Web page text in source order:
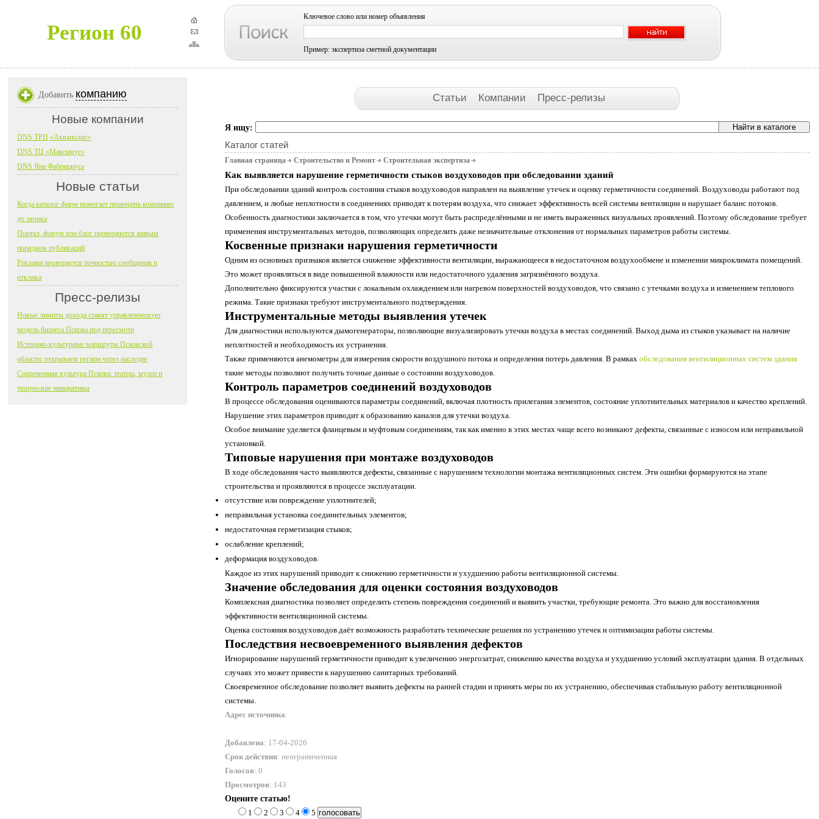
Регион 60
Ключевое слово или номер объявления
Пример: экспертиза сметной документации
Статьи Компании Пресс-релизы
Я ищу:
Каталог статей
Главная страница Строительство и Ремонт Строительная экспертиза
Как выявляется нарушение герметичности стыков воздуховодов при обследовании зданий
При обследовании зданий контроль состояния стыков воздуховодов направлен на выявление утечек и оценку герметичности соединений. Воздуховоды работают под
давлением, и любые неплотности в соединениях приводят к потерям воздуха, что снижает эффективность всей системы вентиляции и нарушает баланс потоков.
Особенность диагностики заключается в том, что утечки могут быть распределёнными и не иметь выраженных визуальных проявлений. Поэтому обследование требует
применения инструментальных методов, позволяющих определить даже незначительные отклонения от нормальных параметров работы системы.
Косвенные признаки нарушения герметичности
Одним из основных признаков является снижение эффективности вентиляции, выражающееся в недостаточном воздухообмене и изменении микроклимата помещений.
Это может проявляться в виде повышенной влажности или недостаточного удаления загрязнённого воздуха.
Дополнительно фиксируются участки с локальным охлаждением или нагревом поверхностей воздуховодов, что связано с утечками воздуха и изменением теплового
режима. Такие признаки требуют инструментального подтверждения.
Инструментальные методы выявления утечек
Для диагностики используются дымогенераторы, позволяющие визуализировать утечки воздуха в местах соединений. Выход дыма из стыков указывает на наличие
неплотностей и необходимость их устранения.
Также применяются анемометры для измерения скорости воздушного потока и определения потерь давления. В рамках обследования вентиляционных систем здания
такие методы позволяют получить точные данные о состоянии воздуховодов.
Контроль параметров соединений воздуховодов
В процессе обследования оцениваются параметры соединений, включая плотность прилегания элементов, состояние уплотнительных материалов и качество креплений.
Нарушение этих параметров приводит к образованию каналов для утечки воздуха.
Особое внимание уделяется фланцевым и муфтовым соединениям, так как именно в этих местах чаще всего возникают дефекты, связанные с износом или неправильной
установкой.
Типовые нарушения при монтаже воздуховодов
В ходе обследования часто выявляются дефекты, связанные с нарушением технологии монтажа вентиляционных систем. Эти ошибки формируются на этапе
строительства и проявляются в процессе эксплуатации.
отсутствие или повреждение уплотнителей;
неправильная установка соединительных элементов;
недостаточная герметизация стыков;
ослабление креплений;
деформация воздуховодов.
Каждое из этих нарушений приводит к снижению герметичности и ухудшению работы вентиляционной системы.
Значение обследования для оценки состояния воздуховодов
Комплексная диагностика позволяет определить степень повреждения соединений и выявить участки, требующие ремонта. Это важно для восстановления
эффективности вентиляционной системы.
Оценка состояния воздуховодов даёт возможность разработать технические решения по устранению утечек и оптимизации работы системы.
Последствия несвоевременного выявления дефектов
Игнорирование нарушений герметичности приводит к увеличению энергозатрат, снижению качества воздуха и ухудшению условий эксплуатации здания. В отдельных
случаях это может привести к нарушению санитарных требований.
Своевременное обследование позволяет выявить дефекты на ранней стадии и принять меры по их устранению, обеспечивая стабильную работу вентиляционной
системы.
Адрес источника:
Добавлена: 17-04-2026
Срок действия: неограниченная
Голосов: 0
Просмотров: 143
Оцените статью!
1 2 3 4 5
Добавить компанию
Новые компании
DNS ТРЦ «Акваполис»
DNS ТЦ «Максимус»
DNS Яна Фабрициуса
Новые статьи
Когда каталог фирм помогает проверить компанию
до звонка
Портал, форум или блог проверяются живым
порядком публикаций
Реклама проверяется точностью сообщения и
отклика
Пресс-релизы
Новые лимиты дохода ставят управленческую
модель бизнеса Пскова под пересмотр
Историко-культурные маршруты Псковской
области: открываем регион через наследие
Современная культура Пскова: театры, музеи и
творческие инициативы